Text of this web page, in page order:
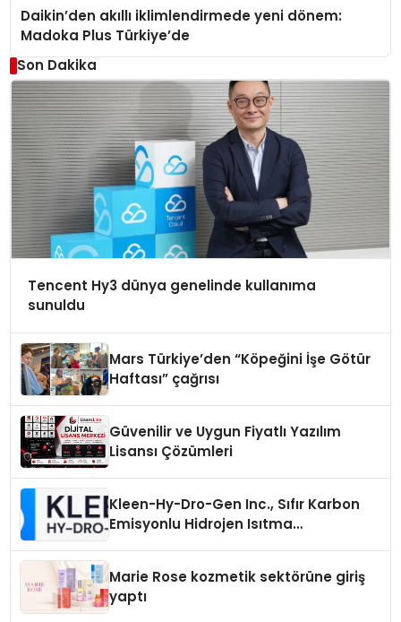
Daikin’den akıllı iklimlendirmede yeni dönem:
Madoka Plus Türkiye’de
Son Dakika
Tencent Hy3 dünya genelinde kullanıma
sunuldu
Mars Türkiye’den “Köpeğini İşe Götür
Haftası” çağrısı
Güvenilir ve Uygun Fiyatlı Yazılım
Lisansı Çözümleri
Kleen-Hy-Dro-Gen Inc., Sıfır Karbon
Emisyonlu Hidrojen Isıtma
Marie Rose kozmetik sektörüne giriş
yaptı